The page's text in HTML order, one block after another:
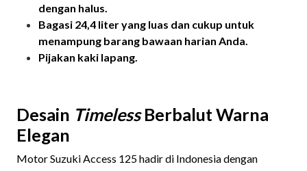
dengan halus.
Bagasi 24,4 liter yang luas dan cukup untuk
menampung barang bawaan harian Anda.
Pijakan kaki lapang.
Desain TimelessBerbalut Warna
Elegan
Motor Suzuki Access 125 hadir di Indonesia dengan